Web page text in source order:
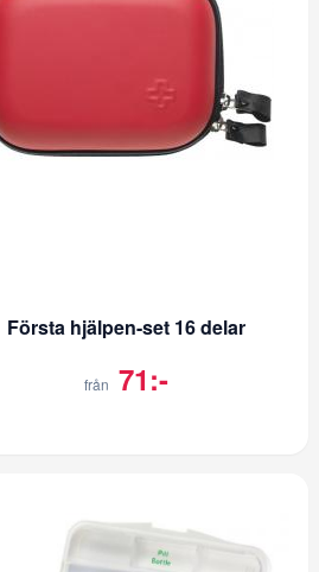
Första hjälpen-set 16 delar
från 71:-